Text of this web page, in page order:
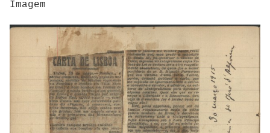
Imagem